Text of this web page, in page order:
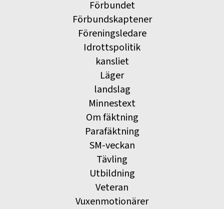
Förbundet
Förbundskaptener
Föreningsledare
Idrottspolitik
kansliet
Läger
landslag
Minnestext
Om fäktning
Parafäktning
SM-veckan
Tävling
Utbildning
Veteran
Vuxenmotionärer